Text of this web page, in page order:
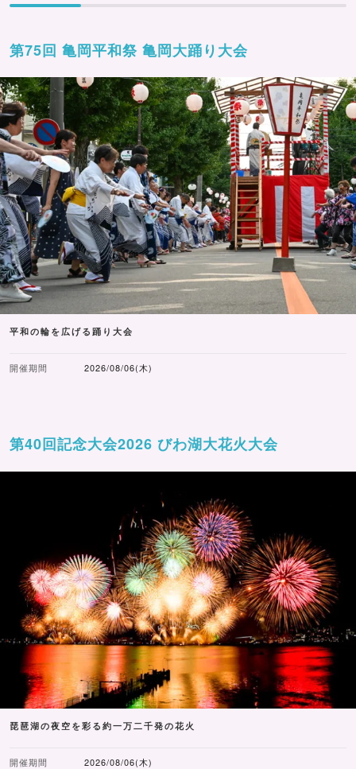
第75回 亀岡平和祭 亀岡大踊り大会
平和の輪を広げる踊り大会
開催期間 2026/08/06(木)
第40回記念大会2026 びわ湖大花火大会
琵琶湖の夜空を彩る約一万二千発の花火
開催期間 2026/08/06(木)